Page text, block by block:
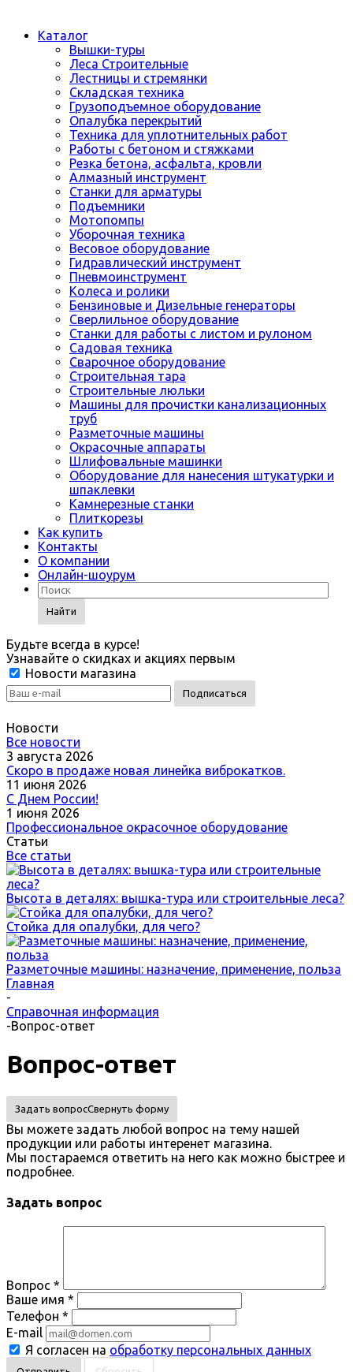
Каталог
Вышки-туры
Леса Строительные
Лестницы и стремянки
Складская техника
Грузоподъемное оборудование
Опалубка перекрытий
Техника для уплотнительных работ
Работы с бетоном и стяжками
Резка бетона, асфальта, кровли
Алмазный инструмент
Станки для арматуры
Подъемники
Мотопомпы
Уборочная техника
Весовое оборудование
Гидравлический инструмент
Пневмоинструмент
Колеса и ролики
Бензиновые и Дизельные генераторы
Сверлильное оборудование
Станки для работы с листом и рулоном
Садовая техника
Сварочное оборудование
Строительная тара
Строительные люльки
Машины для прочистки канализационных
труб
Разметочные машины
Окрасочные аппараты
Шлифовальные машинки
Оборудование для нанесения штукатурки и
шпаклевки
Камнерезные станки
Плиткорезы
Как купить
Контакты
О компании
Онлайн-шоурум
Найти
Будьте всегда в курсе!
Узнавайте о скидках и акциях первым
Новости магазина
Новости
Все новости
3 августа 2026
Скоро в продаже новая линейка виброкатков.
11 июня 2026
С Днем России!
1 июня 2026
Профессиональное окрасочное оборудование
Статьи
Все статьи
Высота в деталях: вышка-тура или строительные леса?
Стойка для опалубки, для чего?
Разметочные машины: назначение, применение, польза
Главная
-
Справочная информация
-Вопрос-ответ
Вопрос-ответ
Задать вопросСвернуть форму
Вы можете задать любой вопрос на тему нашей
продукции или работы интеренет магазина.
Мы постараемся ответить на него как можно быстрее и
подробнее.
Задать вопрос
Вопрос *
Ваше имя *
Телефон *
E-mail
Я согласен на обработку персональных данных